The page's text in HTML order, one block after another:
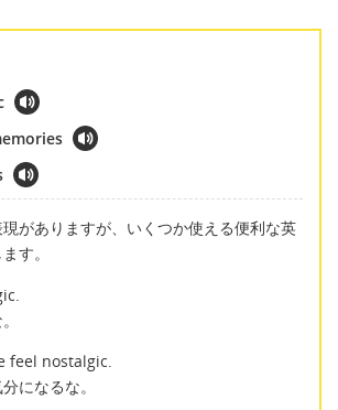
がありますが、いくつか使える便利な英
す。
feel nostalgic.
になるな。